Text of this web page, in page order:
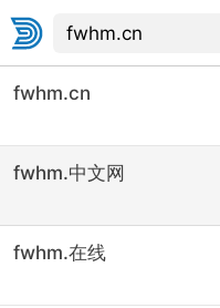
fwhm.cn
fwhm.中文网
fwhm.在线